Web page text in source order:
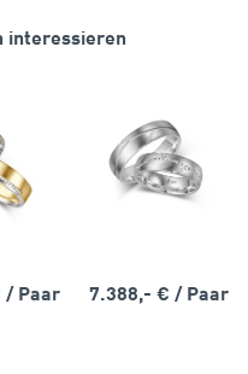
interessieren
/ Paar 7.388,- €/ Paar